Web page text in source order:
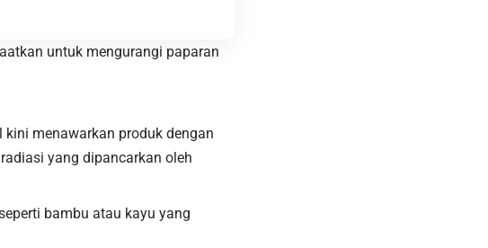
untuk mengurangi paparan
kini menawarkan produk dengan
yang dipancarkan oleh
bambu atau kayu yang